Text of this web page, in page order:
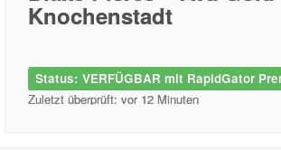
Knochenstadt
Status: VERFÜGBAR mit RapidGator
Zuletzt überprüft: vor 12 Minuten